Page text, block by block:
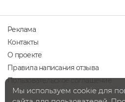
Реклама
Контакты
О проекте
Правила написания отзыва
Пользовательское соглашение
Мы используем cookie для